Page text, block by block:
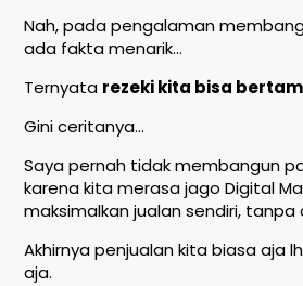
Nah, pada pengalaman
ada fakta menarik…
Ternyata rezeki kita bisa
Gini ceritanya…
Saya pernah tidak membangun
karena kita merasa jago Digital
maksimalkan jualan sendiri,
Akhirnya penjualan kita biasa aja
aja.